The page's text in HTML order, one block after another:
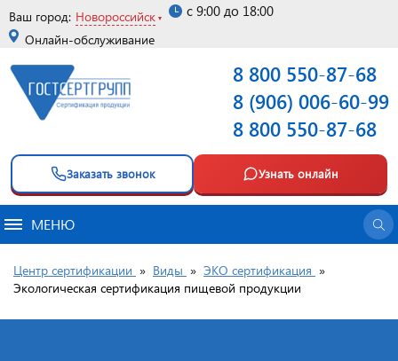
Ваш город: Новороссийск
Онлайн-обслуживание
с 9:00 до 18:00
8 800 550-87-68
8 (906) 006-60-99
8 800 550-87-68
Заказать звонок Узнать онлайн
МЕНЮ
Центр сертификации » Виды » ЭКО сертификация »
Экологическая сертификация пищевой продукции